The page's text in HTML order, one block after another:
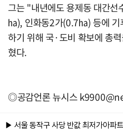
그는 "내년에도 용제동 대간
㏊), 인화동2가(0.7㏊) 등에 기
하기 위해 국·도비 확보에 총
혔다.
◎공감언론 뉴시스